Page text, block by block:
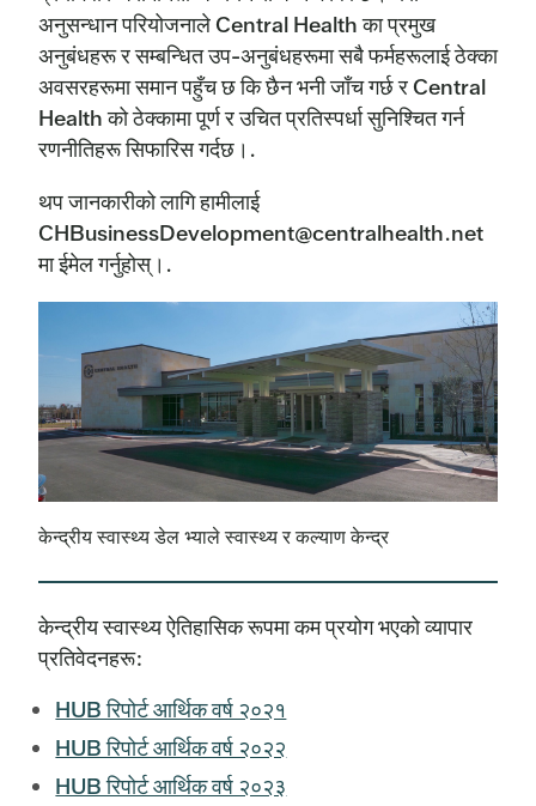
अनुसन्धान परियोजनाले Central Health का प्रमुख
अनुबंधहरू र सम्बन्धित उप-अनुबंधहरूमा सबै फर्महरूलाई ठेक्का
अवसरहरूमा समान पहुँच छ कि छैन भनी जाँच गर्छ र Central
Health को ठेक्कामा पूर्ण र उचित प्रतिस्पर्धा सुनिश्चित गर्न
रणनीतिहरू सिफारिस गर्दछ।.
थप जानकारीको लागि हामीलाई
CHBusinessDevelopment@centralhealth.net
मा ईमेल गर्नुहोस्।.
केन्द्रीय स्वास्थ्य डेल भ्याले स्वास्थ्य र कल्याण केन्द्र
केन्द्रीय स्वास्थ्य ऐतिहासिक रूपमा कम प्रयोग भएको व्यापार
प्रतिवेदनहरू:
HUB रिपोर्ट आर्थिक वर्ष २०२१
HUB रिपोर्ट आर्थिक वर्ष २०२२
HUB रिपोर्ट आर्थिक वर्ष २०२३